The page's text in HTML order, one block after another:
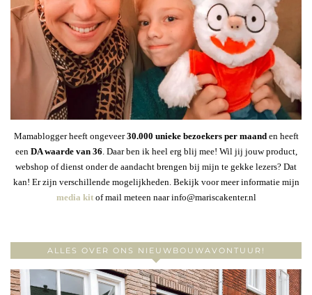
Mamablogger heeft ongeveer30.000 unieke bezoekers per maanden heeft
een DA waarde van 36 . Daar ben ik heel erg blij mee! Wil jij jouw product,
webshop of dienst onder de aandacht brengen bij mijn te gekke lezers? Dat
kan! Er zijn verschillende mogelijkheden. Bekijk voor meer informatie mijn
media kitof mail meteen naar info@mariscakenter.nl
ALLES OVER ONS NIEUWBOUWAVONTUUR!